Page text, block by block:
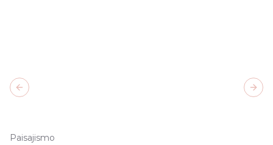
Paisajismo
Previous slide